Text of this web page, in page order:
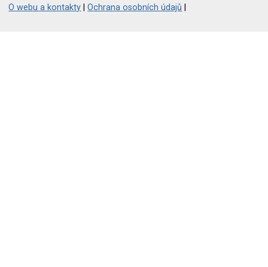
O webu a kontakty |Ochrana osobních údajů